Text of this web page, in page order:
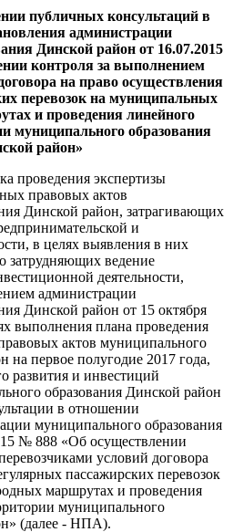
публичных консультаций в
администрации
Динской район от 16.07.2015
контроля за выполнением
на право осуществления
перевозок на муниципальных
и проведения линейного
муниципального образования
район»
экспертизы
правовых актов
Динской район, затрагивающих
и
в целях выявления в них
затрудняющих ведение
деятельности,
администрации
Динской район от 15 октября
выполнения плана проведения
актов муниципального
на первое полугодие 2017 года,
развития и инвестиций
образования Динской район
в отношении
муниципального образования
№ 888 «Об осуществлении
условий договора
пассажирских перевозок
маршрутах и проведения
муниципального
(далее - НПА).